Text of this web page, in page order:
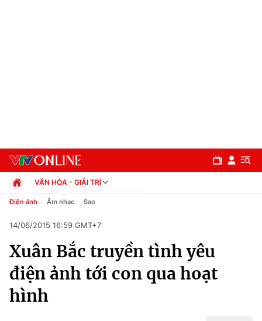
Chuyên mục
Chính trị
Xã hội
VĂN HÓA - GIẢI TRÍ
Chính trị
Pháp luật
Kinh tế
Thể thao
Truyền hình
Văn hóa - Giải trí
Điện ảnh Âm nhạc Sao
14/06/2015 16:59 GMT+7
Xuân Bắc truyền tình yêu
điện ảnh tới con qua hoạt
hình